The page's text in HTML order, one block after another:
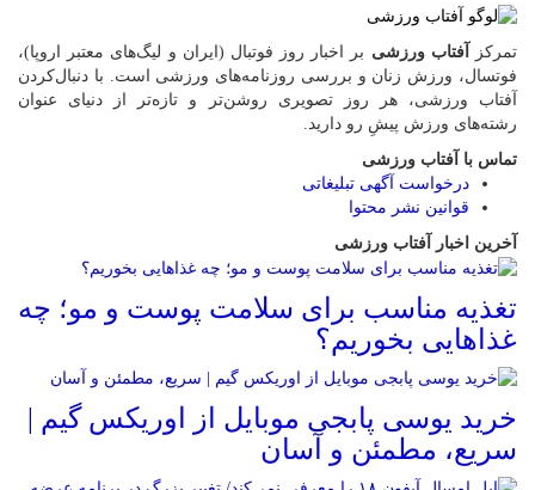
تمرکز آفتاب ورزشی بر اخبار روز فوتبال (ایران و لیگ‌های معتبر اروپا)،
فوتسال، ورزش زنان و بررسی روزنامه‌های ورزشی است. با دنبال‌کردن
آفتاب ورزشی، هر روز تصویری روشن‌تر و تازه‌تر از دنیای عنوان
رشته‌های ورزش پیشِ رو دارید.
تماس با آفتاب ورزشی
درخواست آگهی تبلیغاتی
قوانین نشر محتوا
آخرین اخبار آفتاب ورزشی
تغذیه مناسب برای سلامت پوست و مو؛ چه
غذاهایی بخوریم؟
خرید یوسی پابجی موبایل از اوریکس گیم |
سریع، مطمئن و آسان